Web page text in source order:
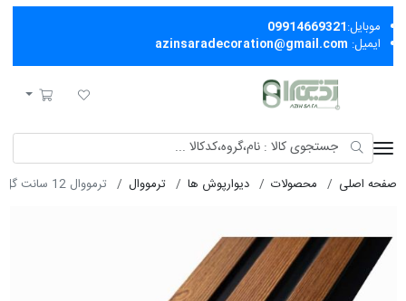
موبایل:09914669321
ایمیل: azinsaradecoration@gmail.com
لیست مورد علاقه
سبد خرید
صفحه اصلی محصولات دیوارپوش ها ترمووال ترمووال 12 سانت گل 3 سانت چام 14123